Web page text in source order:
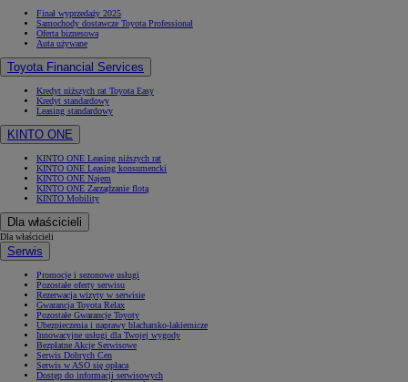
Finał wyprzedaży 2025
Samochody dostawcze Toyota Professional
Oferta biznesowa
Auta używane
Toyota Financial Services
Kredyt niższych rat Toyota Easy
Kredyt standardowy
Leasing standardowy
KINTO ONE
KINTO ONE Leasing niższych rat
KINTO ONE Leasing konsumencki
KINTO ONE Najem
KINTO ONE Zarządzanie flotą
KINTO Mobility
Dla właścicieli
Dla właścicieli
Serwis
Promocje i sezonowe usługi
Pozostałe oferty serwisu
Rezerwacja wizyty w serwisie
Gwarancja Toyota Relax
Pozostałe Gwarancje Toyoty
Ubezpieczenia i naprawy blacharsko-lakiernicze
Innowacyjne usługi dla Twojej wygody
Bezpłatne Akcje Serwisowe
Serwis Dobrych Cen
Serwis w ASO się opłaca
Dostęp do informacji serwisowych